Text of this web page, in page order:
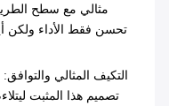
مثالي مع سطح
تحسن فقط الأداء ولكن
التكيف المثالي والتوافق:
تصميم هذا المثبت